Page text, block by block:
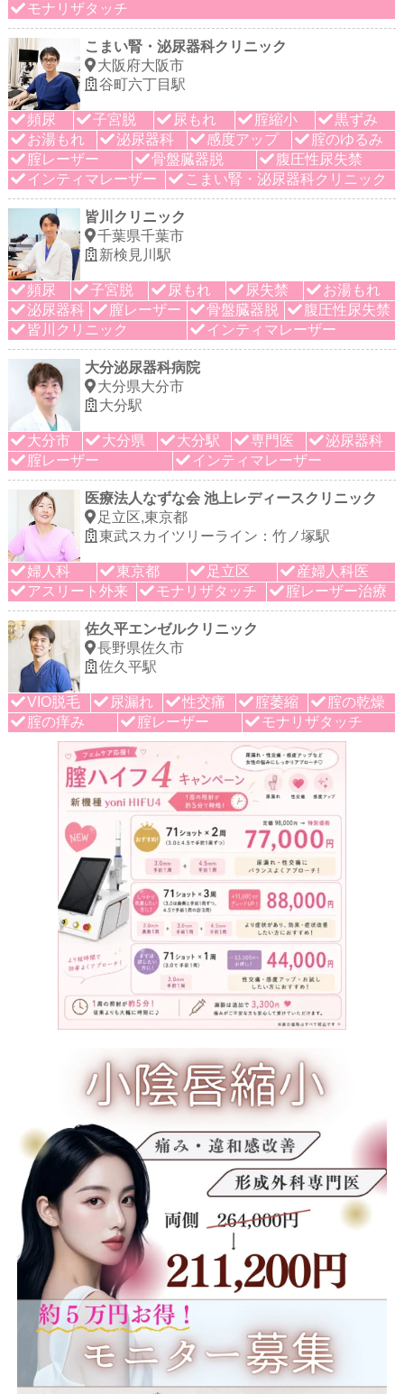
モナリザタッチ
こまい腎・泌尿器科クリニック
大阪府大阪市
谷町六丁目駅
頻尿 子宮脱 尿もれ 腟縮小
黒ずみ
お湯もれ
泌尿器科 感度アップ
腟のゆるみ
腟レーザー
骨盤臓器脱
腹圧性尿失禁
インティマレーザー
こまい腎・泌尿器科クリニック
皆川クリニック
千葉県千葉市
新検見川駅
頻尿 子宮脱 尿もれ 尿失禁
お湯もれ
泌尿器科
膣レーザー 骨盤臓器脱
腹圧性尿失禁
皆川クリニック
インティマレーザー
大分泌尿器科病院
大分県大分市
大分駅
大分市 大分県 大分駅 専門医
泌尿器科
腟レーザー
インティマレーザー
医療法人なずな会 池上レディースクリニック
足立区,東京都
東武スカイツリーライン：竹ノ塚駅
婦人科 東京都 足立区
産婦人科医
アスリート外来
モナリザタッチ 腟レーザー治療
佐久平エンゼルクリニック
長野県佐久市
佐久平駅
VIO脱毛 尿漏れ 性交痛 腟萎縮
腟の乾燥
腟の痒み
腟レーザー モナリザタッチ